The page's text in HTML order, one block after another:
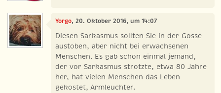
Yorgo, 20. Oktober 2016, um 14:07
Diesen Sarkasmus sollten Sie in der Gosse
austoben, aber nicht bei erwachsenen
Menschen. Es gab schon einmal jemand,
der vor Sarkasmus strotzte, etwa 80 Jahre
her, hat vielen Menschen das Leben
gekostet, Armleuchter.